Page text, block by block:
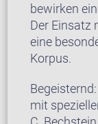
bewirken
Der Einsatz
eine
Korpus.
mit